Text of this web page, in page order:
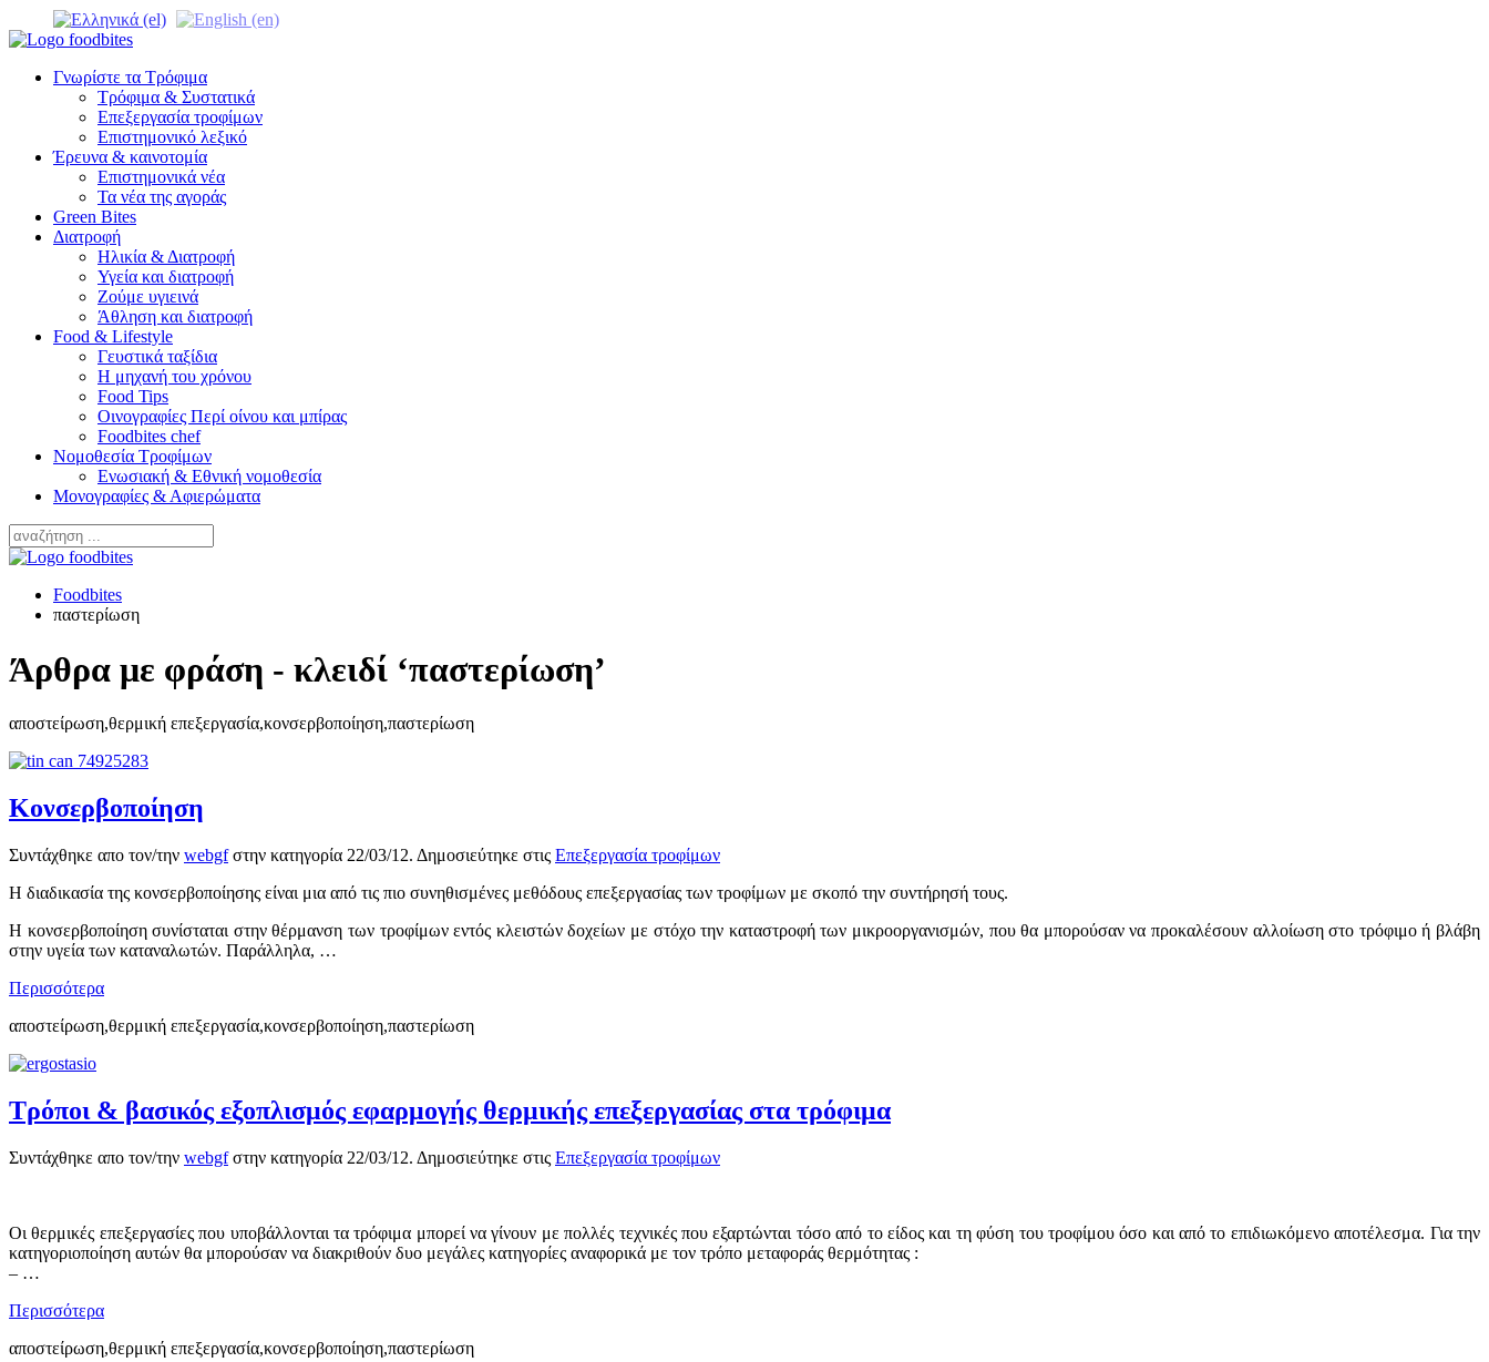
Γνωρίστε τα Τρόφιμα
Τρόφιμα & Συστατικά
Επεξεργασία τροφίμων
Επιστημονικό λεξικό
Έρευνα & καινοτομία
Επιστημονικά νέα
Τα νέα της αγοράς
Green Bites
Διατροφή
Ηλικία & Διατροφή
Υγεία και διατροφή
Ζούμε υγιεινά
Άθληση και διατροφή
Food & Lifestyle
Γευστικά ταξίδια
Η μηχανή του χρόνου
Food Tips
Οινογραφίες Περί οίνου και μπίρας
Foodbites chef
Νομοθεσία Τροφίμων
Ενωσιακή & Εθνική νομοθεσία
Μονογραφίες & Αφιερώματα
Foodbites
παστερίωση
Άρθρα με φράση - κλειδί ‘παστερίωση’
αποστείρωση,θερμική επεξεργασία,κονσερβοποίηση,παστερίωση
Κονσερβοποίηση
Συντάχθηκε απο τον/την webgfστην κατηγορία 22/03/12. Δημοσιεύτηκε στις Επεξεργασία τροφίμων
Η διαδικασία της κονσερβοποίησης είναι μια από τις πιο συνηθισμένες μεθόδους επεξεργασίας των τροφίμων με σκοπό την συντήρησή τους.
Η κονσερβοποίηση συνίσταται στην θέρμανση των τροφίμων εντός κλειστών δοχείων με στόχο την καταστροφή των μικροοργανισμών, που θα μπορούσαν να προκαλέσουν αλλοίωση στο τρόφιμο ή βλάβη
στην υγεία των καταναλωτών. Παράλληλα, …
Περισσότερα
αποστείρωση,θερμική επεξεργασία,κονσερβοποίηση,παστερίωση
Τρόποι & βασικός εξοπλισμός εφαρμογής θερμικής επεξεργασίας στα τρόφιμα
Συντάχθηκε απο τον/την webgfστην κατηγορία 22/03/12. Δημοσιεύτηκε στις Επεξεργασία τροφίμων
Οι θερμικές επεξεργασίες που υποβάλλονται τα τρόφιμα μπορεί να γίνουν με πολλές τεχνικές που εξαρτώνται τόσο από το είδος και τη φύση του τροφίμου όσο και από το επιδιωκόμενο αποτέλεσμα. Για την
κατηγοριοποίηση αυτών θα μπορούσαν να διακριθούν δυο μεγάλες κατηγορίες αναφορικά με τον τρόπο μεταφοράς θερμότητας :
– …
Περισσότερα
αποστείρωση,θερμική επεξεργασία,κονσερβοποίηση,παστερίωση